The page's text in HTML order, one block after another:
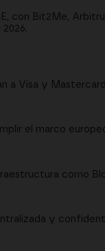
con Bit2Me,
a Visa y
el marco
como
y